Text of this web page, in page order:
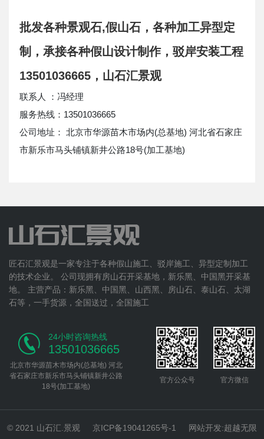
批发各种景观石,假山石，各种加工异型定
制，承接各种假山设计制作，驳岸安装工程
13501036665，山石汇景观
联系人 ：冯经理
服务热线：13501036665
公司地址： 北京市华源苗木市场内(总基地) 河北省石家庄
市新乐市马头铺镇新井公路18号(加工基地)
匠石汇景观是一家专注于各种假山施工、驳岸施工、异型定制加工
的技术企业。 公司现拥有房山石开采基地，新乐黑、中国黑开采基
地。 主营产品：新乐黑、中国黑、山西黑、房山石、泰山石、太湖
石等，一手货源，全国送过，全国施工
24小时咨询热线
13501036665
北京市华源苗木市场内(总基地) 河北
省石家庄市新乐市马头铺镇新井公路
18号(加工基地)
官方公众号 官方微信
© 2021 山石汇.景观 京ICP备19041265号-1 网站开发:超越无限